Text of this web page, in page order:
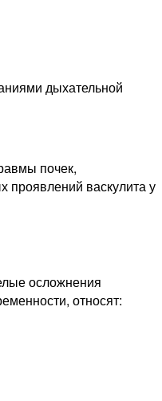
дыхательной
почек,
проявлений васкулита у
осложнения
относят: